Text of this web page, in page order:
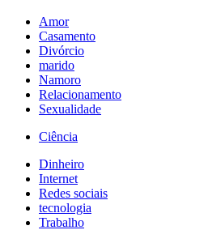
Amor
Casamento
Divórcio
marido
Namoro
Relacionamento
Sexualidade
Ciência
Dinheiro
Internet
Redes sociais
tecnologia
Trabalho